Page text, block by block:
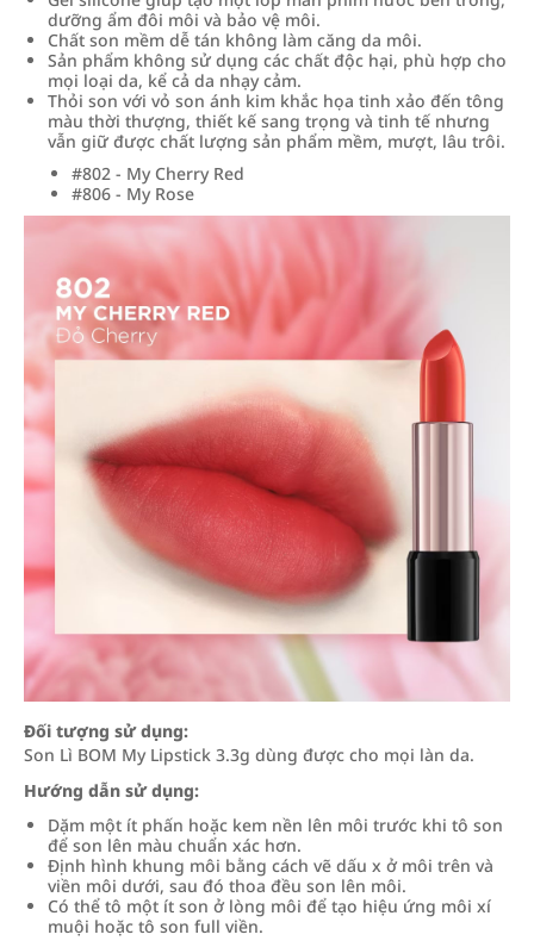
dưỡng ẩm đôi môi và bảo vệ môi.
Chất son mềm dễ tán không làm căng da môi.
Sản phẩm không sử dụng các chất độc hại, phù hợp cho
mọi loại da, kể cả da nhạy cảm.
Thỏi son với vỏ son ánh kim khắc họa tinh xảo đến tông
màu thời thượng, thiết kế sang trọng và tinh tế nhưng
vẫn giữ được chất lượng sản phẩm mềm, mượt, lâu trôi.
#802 - My Cherry Red
#806 - My Rose
Đối tượng sử dụng:
Son Lì BOM My Lipstick 3.3g dùng được cho mọi làn da.
Hướng dẫn sử dụng:
Dặm một ít phấn hoặc kem nền lên môi trước khi tô son
để son lên màu chuẩn xác hơn.
Định hình khung môi bằng cách vẽ dấu x ở môi trên và
viền môi dưới, sau đó thoa đều son lên môi.
Có thể tô một ít son ở lòng môi để tạo hiệu ứng môi xí
muội hoặc tô son full viền.